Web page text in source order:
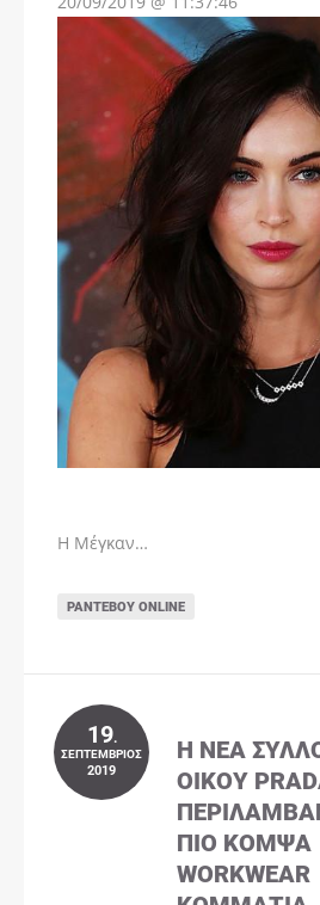
Η Μέγκαν…
ΡΑΝΤΕΒΟΎ ONLINE
19.
ΣΕΠΤΈΜΒΡΙΟΣ
2019
Η ΝΈΑ
ΟΊΚΟΥ
ΠΙΟ ΚΟΜΨΆ
WORKWEAR